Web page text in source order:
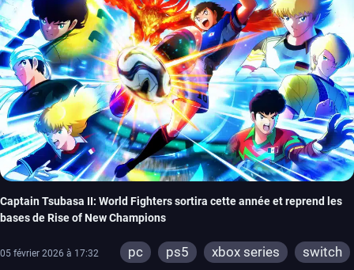
Captain Tsubasa II: World Fighters sortira cette année et reprend les
bases de Rise of New Champions
05 février 2026 à 17:32 pc ps5 xbox series switch